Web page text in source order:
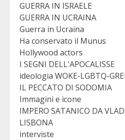
GUERRA IN ISRAELE
GUERRA IN UCRAINA
Guerra in Ucraina
Ha conservato il Munus
Hollywood actors
I SEGNI DELL'APOCALISSE
ideologia WOKE-LGBTQ-
IL PECCATO DI SODOMIA
Immagini e icone
IMPERO SATANICO DA
LISBONA
interviste